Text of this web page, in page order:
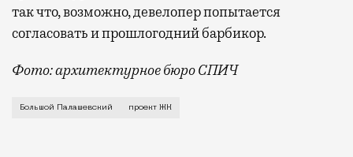
так что, возможно, девелопер попытается
согласовать и прошлогодний барбикор.
Фото: архитектурное бюро СПИЧ
В прошлом году архитекторы предложили
Большой Палашевский проект ЖК